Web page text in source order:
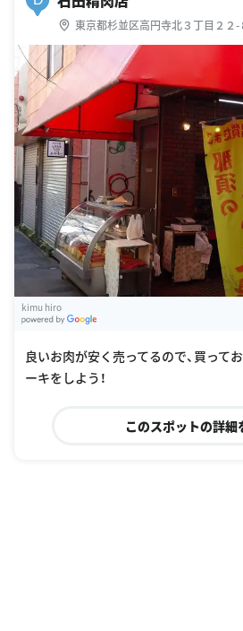
東京都杉並区高円寺北３丁目２２-
kimu hiro
良いお肉が安く売ってるので、買って
ーキをしよう！
このスポットの詳細